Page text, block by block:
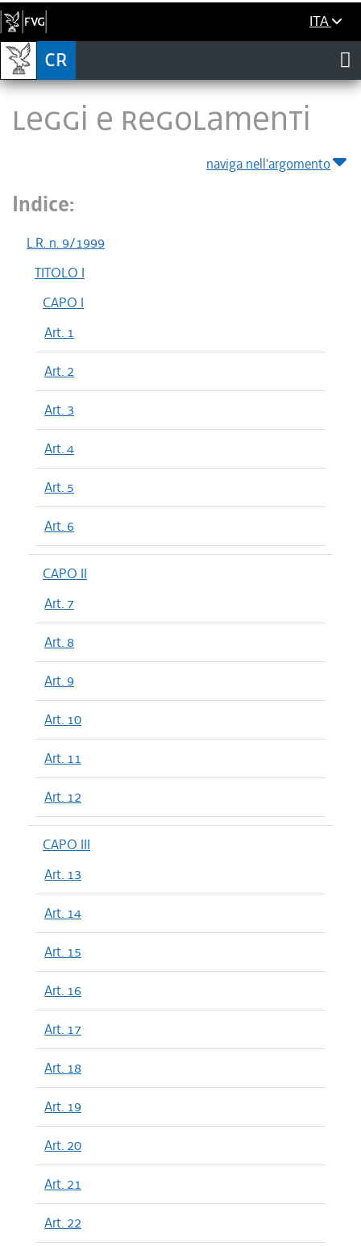
ITA
LEGGI E REGOLAMENTI
naviga nell'argomento
Indice:
L.R. n. 9/1999
TITOLO I
CAPO I
Art. 1
Art. 2
Art. 3
Art. 4
Art. 5
Art. 6
CAPO II
Art. 7
Art. 8
Art. 9
Art. 10
Art. 11
Art. 12
CAPO III
Art. 13
Art. 14
Art. 15
Art. 16
Art. 17
Art. 18
Art. 19
Art. 20
Art. 21
Art. 22